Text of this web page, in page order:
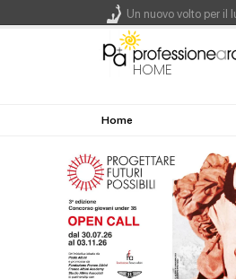
HOME
Home
Un nuovo volto per
L'obbligo di